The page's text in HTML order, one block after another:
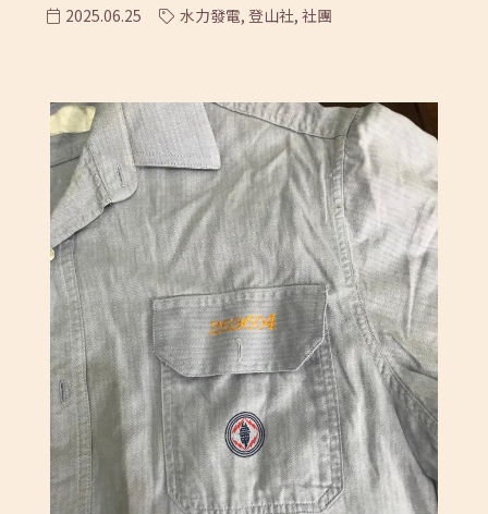
2025.06.25 水力發電, 登山社, 社團